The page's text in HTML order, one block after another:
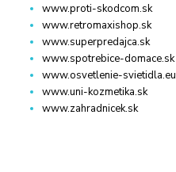
www.proti-skodcom.sk
www.retromaxishop.sk
www.superpredajca.sk
www.spotrebice-domace.sk
www.osvetlenie-svietidla.eu
www.uni-kozmetika.sk
www.zahradnicek.sk